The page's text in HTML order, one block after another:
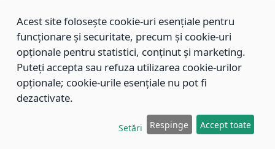
899/21.12.2023
Aprobarea standardelor de cost pentru serviciile
sociale furnizate în cadrul Direcției de Asistență Socială
Brașov, pentru anul 2024.
Modificarea Anexei la H.C.L. nr. 91 din 09.02.2018,
Acest site folosește cookie-uri esențiale pentru
funcționare și securitate, precum și cookie-uri
opționale pentru statistici, conținut și marketing.
Puteți accepta sau refuza utilizarea cookie-urilor
opționale; cookie-urile esențiale nu pot fi
dezactivate.
Setări Respinge Accept toate